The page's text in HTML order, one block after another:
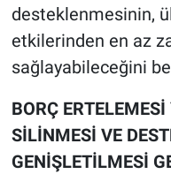
desteklenmesinin,
etkilerinden en az
sağlayabileceğini
BORÇ
SİLİNMESİ VE
GENİŞLETİLMESİ